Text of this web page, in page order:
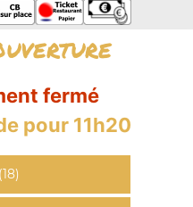
fermé
pour 11h20